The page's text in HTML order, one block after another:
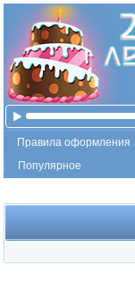
Правила оформления
Популярное